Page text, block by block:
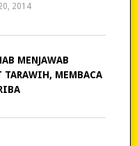
2014
MENJAWAB
TARAWIH, MEMBACA